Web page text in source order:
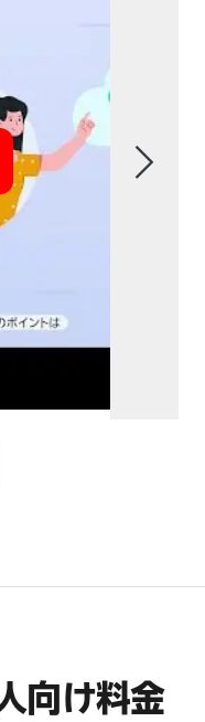
向け料金